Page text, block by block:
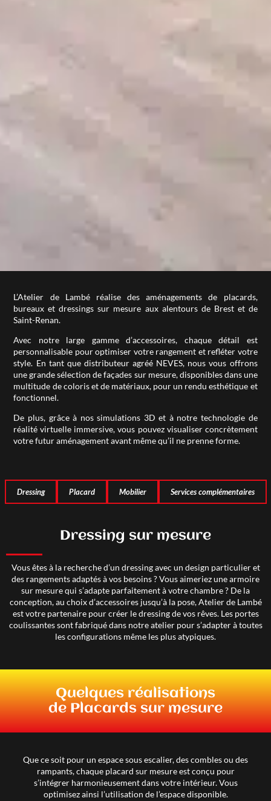
L’Atelier de Lambé réalise des aménagements de placards,
bureaux et dressings sur mesure aux alentours de Brest et de
Saint-Renan.
Avec notre large gamme d’accessoires, chaque détail est
personnalisable pour optimiser votre rangement et refléter votre
style. En tant que distributeur agréé NEVES, nous vous offrons
une grande sélection de façades sur mesure, disponibles dans une
multitude de coloris et de matériaux, pour un rendu esthétique et
fonctionnel.
De plus, grâce à nos simulations 3D et à notre technologie de
réalité virtuelle immersive, vous pouvez visualiser concrètement
votre futur aménagement avant même qu’il ne prenne forme.
Dressing Placard Mobilier Services complémentaires
Dressing sur mesure
Vous êtes à la recherche d’un dressing avec un design particulier et
des rangements adaptés à vos besoins ? Vous aimeriez une armoire
sur mesure qui s’adapte parfaitement à votre chambre ? De la
conception, au choix d’accessoires jusqu’à la pose, Atelier de Lambé
est votre partenaire pour créer le dressing de vos rêves. Les portes
coulissantes sont fabriqué dans notre atelier pour s’adapter à toutes
les configurations même les plus atypiques.
Quelques réalisations
de Placards sur mesure
Que ce soit pour un espace sous escalier, des combles ou des
rampants, chaque placard sur mesure est conçu pour
s’intégrer harmonieusement dans votre intérieur. Vous
optimisez ainsi l’utilisation de l’espace disponible.